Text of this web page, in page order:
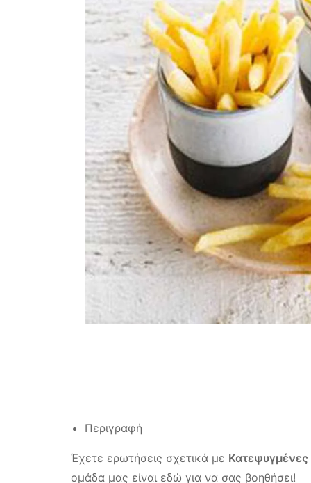
Περιγραφή
Έχετε ερωτήσεις σχετικά με
ομάδα μας είναι εδώ για να σας βοηθήσει!